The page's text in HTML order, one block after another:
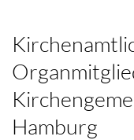
Hamburg